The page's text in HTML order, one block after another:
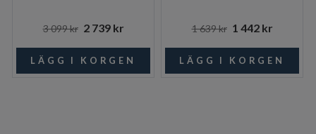
3 099 kr 2 739 kr 1 639 kr 1 442 kr